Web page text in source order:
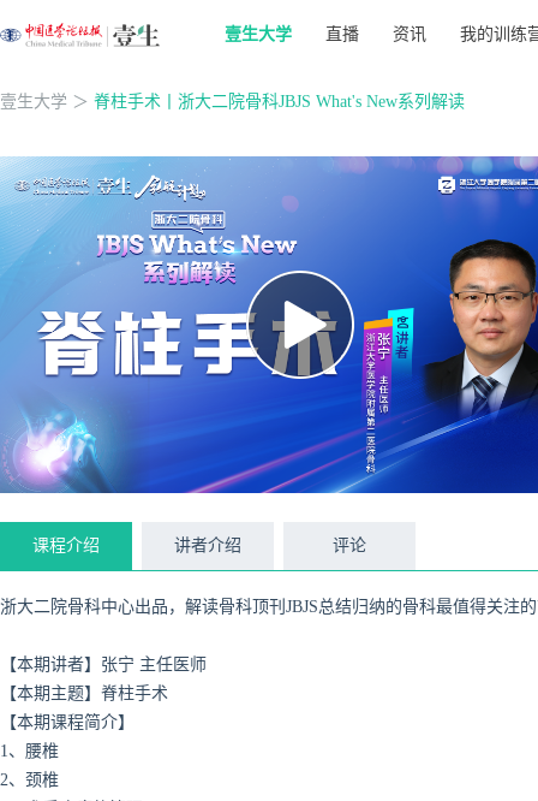
壹生大学 直播 资讯 我的训练
壹生大学 ＞ 脊柱手术丨浙大二院骨科JBJS What's New系列解读
课程介绍 讲者介绍 评论
浙大二院骨科中心出品，解读骨科顶刊JBJS总结归纳的骨科最值得关注
【本期讲者】张宁 主任医师
【本期主题】脊柱手术
【本期课程简介】
1、腰椎
2、颈椎